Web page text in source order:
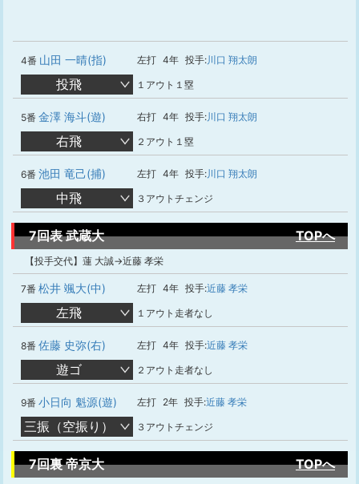
4番 山田 一晴(指) 左打 4年 投手:川口 翔太朗
投飛 １アウト１塁
5番 金澤 海斗(遊) 右打 4年 投手:川口 翔太朗
右飛 ２アウト１塁
6番 池田 竜己(捕) 左打 4年 投手:川口 翔太朗
中飛 ３アウトチェンジ
7回表 武蔵大 TOPへ
【投手交代】蓮 大誠→近藤 孝栄
7番 松井 颯大(中) 左打 4年 投手:近藤 孝栄
左飛 １アウト走者なし
8番 佐藤 史弥(右) 左打 4年 投手:近藤 孝栄
遊ゴ ２アウト走者なし
9番 小日向 魁源(遊) 左打 2年 投手:近藤 孝栄
三振（空振り） ３アウトチェンジ
7回裏 帝京大 TOPへ